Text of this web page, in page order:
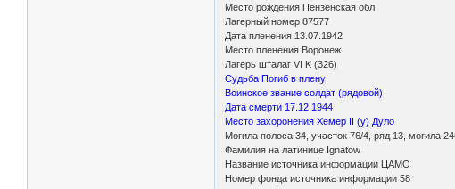
Место рождения Пензенская обл.
Лагерный номер 87577
Дата пленения 13.07.1942
Место пленения Воронеж
Лагерь шталаг VI K (326)
Судьба Погиб в плену
Воинское звание солдат (рядовой)
Дата смерти 17.12.1944
Место захоронения Хемер II (у) Дуло
Могила полоса 34, участок 76/4, ряд 13, могила
Фамилия на латинице Ignatow
Название источника информации ЦАМО
Номер фонда источника информации 58